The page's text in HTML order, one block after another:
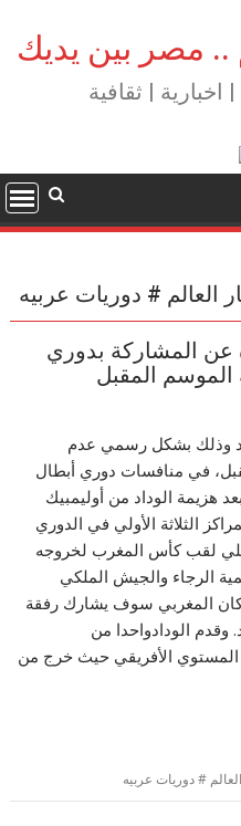
.. مصر بين يديك
| ثقافية
العالم # دوريات عربيه
عن المشاركة بدوري
الموسم المقبل
وذلك بشكل رسمي عدم
في منافسات دوري أبطال
هزيمة الوداد من أوليمبيك
الثلاثة الأولي في الدوري
لقب كأس المغرب لخروجه
رسمية الرجاء والجيش الملكي
المغربي سوف يشارك رفقة
الودادواحدا من
المستوي الأفريقي حيث خرج من
# دوريات عربيه